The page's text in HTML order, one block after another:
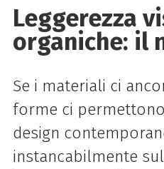
Leggerezza
organiche: il
Se i materiali ci
forme ci
design
instancabilmente